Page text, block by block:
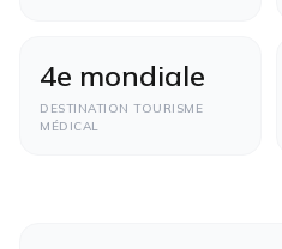
4e mondiale
DESTINATION TOURISME
MÉDICAL